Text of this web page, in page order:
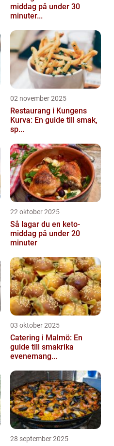
middag på under 30
minuter...
02 november 2025
Restaurang i Kungens
Kurva: En guide till smak,
sp...
22 oktober 2025
Så lagar du en keto-
middag på under 20
minuter
03 oktober 2025
Catering i Malmö: En
guide till smakrika
evenemang...
28 september 2025